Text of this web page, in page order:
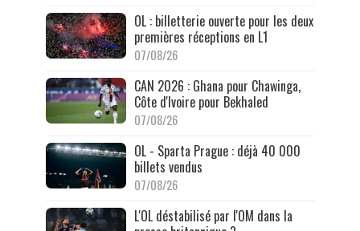
OL : billetterie ouverte pour les deux
premières réceptions en L1
07/08/26
CAN 2026 : Ghana pour Chawinga,
Côte d'Ivoire pour Bekhaled
07/08/26
OL - Sparta Prague : déjà 40 000
billets vendus
07/08/26
L'OL déstabilisé par l'OM dans la